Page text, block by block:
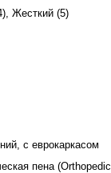
Жесткий (5)
с еврокаркасом
пена